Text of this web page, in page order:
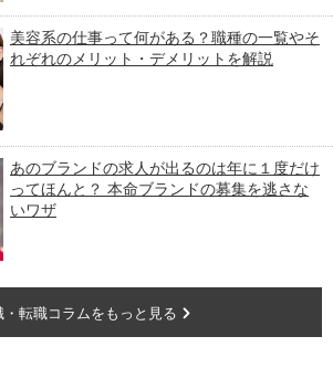
美容系の仕事って何がある？職種の一覧やそ
れぞれのメリット・デメリットを解説
あのブランドの求人が出るのは年に１度だけ
ってほんと？ 本命ブランドの募集を逃さな
いワザ
・転職コラムをもっと見る